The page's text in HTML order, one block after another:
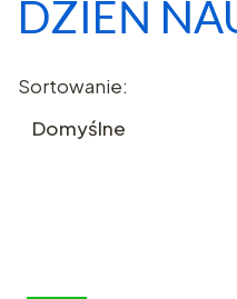
DZIEŃ
Lista
Sortowanie:
Domyślne